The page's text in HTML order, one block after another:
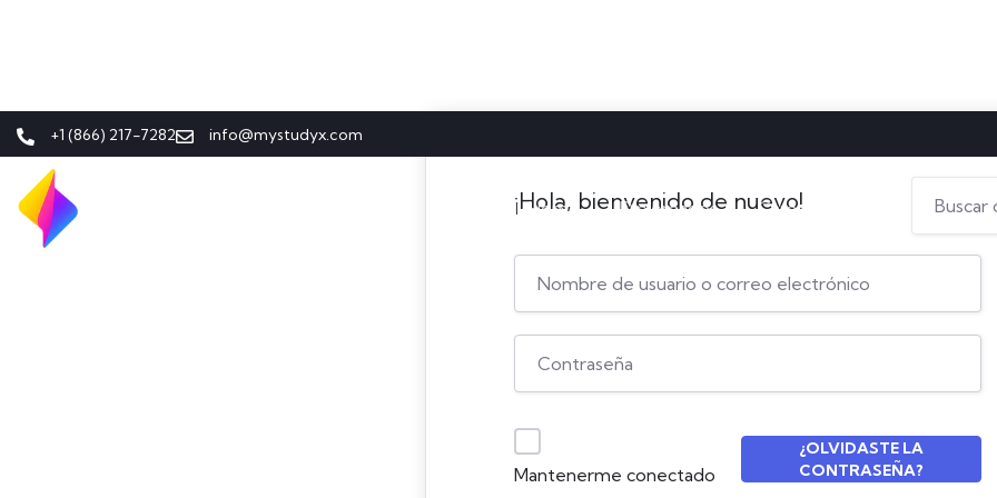
+1 (866) 217-7282 info@mystudyx.com
Home Diplomados Campus Virtual
¡Hola, bienvenido de nuevo!
Mantenerme conectado
¿OLVIDASTE LA
CONTRASEÑA?